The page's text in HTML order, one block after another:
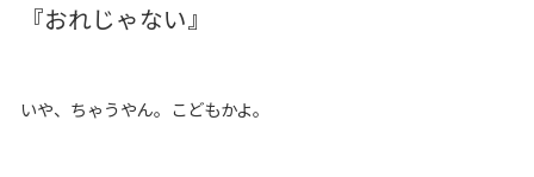
『おれじゃない』
いや、ちゃうやん。こどもかよ。